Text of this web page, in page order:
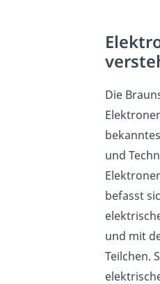
Die
und
befasst
und mit
Teilchen.